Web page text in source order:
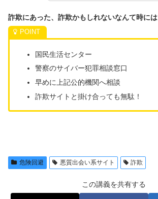
詐欺にあった、詐欺かもしれないなんて時には
国民生活センター
警察のサイバー犯罪相談窓口
早めに上記公的機関へ相談
詐欺サイトと掛け合っても無駄！
危険回避 悪質出会い系サイト 詐欺
この講義を共有する